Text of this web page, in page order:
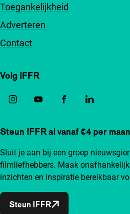
Toegankelijkheid
Adverteren
Contact
Volg IFFR
Steun IFFR al vanaf €4 per
Sluit je aan bij een groep
filmliefhebbers. Maak
inzichten en inspiratie bereikbaar
Steun IFFR